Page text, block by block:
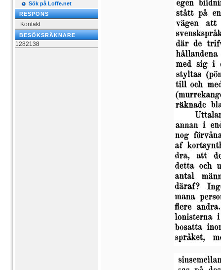
Sök på Loffe.net
RESPONS
Kontakt
BESÖKSRÄKNARE
1282138